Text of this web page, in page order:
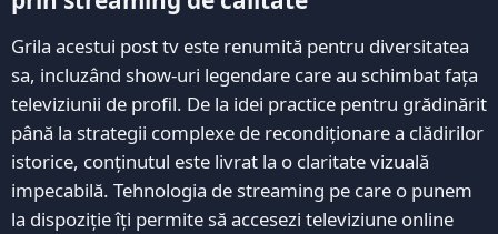
Grila acestui post tv este renumită pentru diversitatea
sa, incluzând show-uri legendare care au schimbat fața
televiziunii de profil. De la idei practice pentru grădinărit
până la strategii complexe de recondiționare a clădirilor
istorice, conținutul este livrat la o claritate vizuală
impecabilă. Tehnologia de streaming pe care o punem
la dispoziție îți permite să accesezi televiziune online